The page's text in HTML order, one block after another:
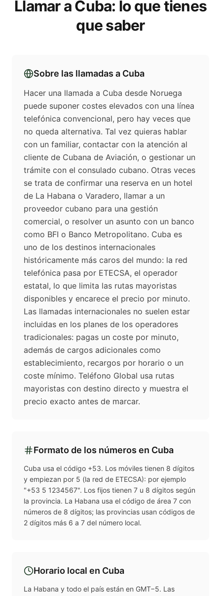
Llamar aCuba: lo que tienes
que saber
Sobre las llamadas a Cuba
Hacer una llamada a Cuba desde Noruega
puede suponer costes elevados con una línea
telefónica convencional, pero hay veces que
no queda alternativa. Tal vez quieras hablar
con un familiar, contactar con la atención al
cliente de Cubana de Aviación, o gestionar un
trámite con el consulado cubano. Otras veces
se trata de confirmar una reserva en un hotel
de La Habana o Varadero, llamar a un
proveedor cubano para una gestión
comercial, o resolver un asunto con un banco
como BFI o Banco Metropolitano. Cuba es
uno de los destinos internacionales
históricamente más caros del mundo: la red
telefónica pasa por ETECSA, el operador
estatal, lo que limita las rutas mayoristas
disponibles y encarece el precio por minuto.
Las llamadas internacionales no suelen estar
incluidas en los planes de los operadores
tradicionales: pagas un coste por minuto,
además de cargos adicionales como
establecimiento, recargos por horario o un
coste mínimo. Teléfono Global usa rutas
mayoristas con destino directo y muestra el
precio exacto antes de marcar.
Formato de los números en Cuba
Cuba usa el código +53. Los móviles tienen 8 dígitos
y empiezan por 5 (la red de ETECSA): por ejemplo
"+53 5 1234567". Los fijos tienen 7 u 8 dígitos según
la provincia. La Habana usa el código de área 7 con
números de 8 dígitos; las provincias usan códigos de
2 dígitos más 6 a 7 del número local.
Horario local en Cuba
La Habana y todo el país están en GMT−5. Las